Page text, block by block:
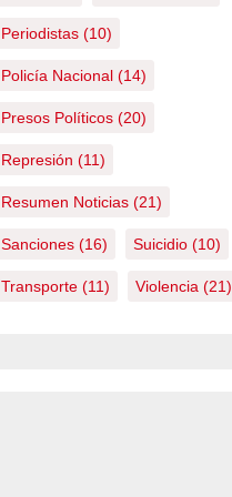
Periodistas(10)
Policía Nacional(14)
Presos Políticos(20)
Represión (11)
Resumen Noticias(21)
Sanciones(16) Suicidio(10)
Transporte(11) Violencia (21)